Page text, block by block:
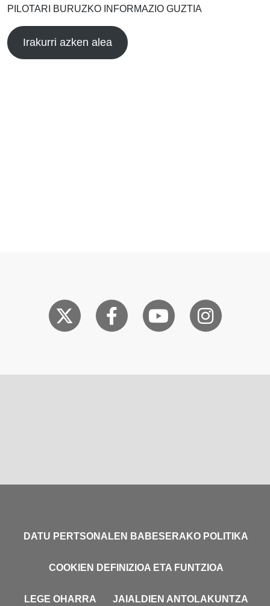
PILOTARI BURUZKO INFORMAZIO GUZTIA
Irakurri azken alea
DATU PERTSONALEN BABESERAKO POLITIKA
COOKIEN DEFINIZIOA ETA FUNTZIOA
LEGE OHARRA JAIALDIEN ANTOLAKUNTZA